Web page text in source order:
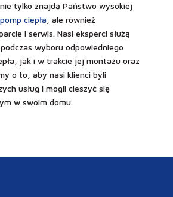
tylko znajdą Państwo wysokiej
pomp ciepła, ale również
i serwis. Nasi eksperci służą
wyboru odpowiedniego
jak i w trakcie jej montażu oraz
o to, aby nasi klienci byli
usług i mogli cieszyć się
w swoim domu.